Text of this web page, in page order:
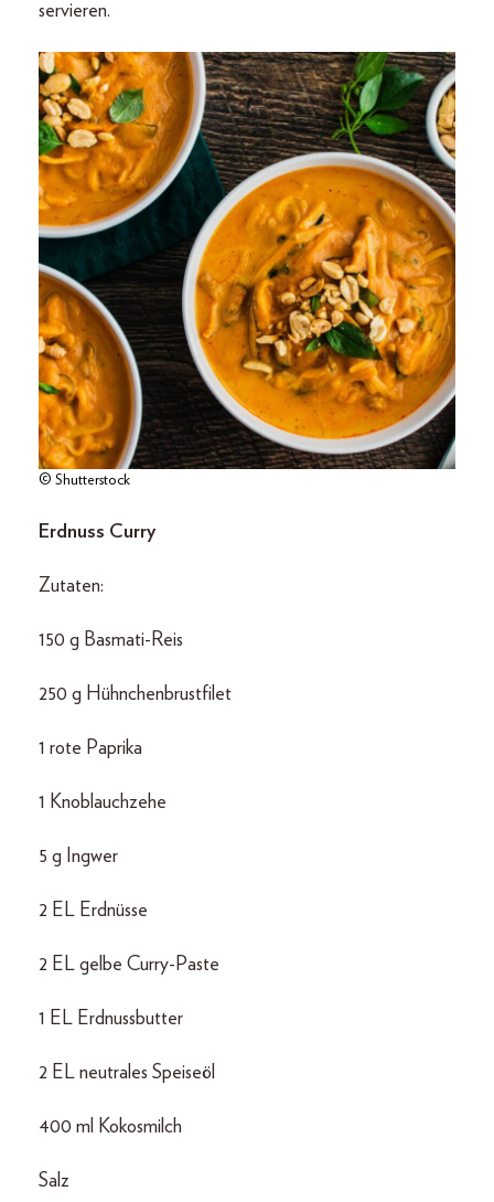
servieren.
© Shutterstock
Erdnuss Curry
Zutaten:
150 g Basmati-Reis
250 g Hühnchenbrustfilet
1 rote Paprika
1 Knoblauchzehe
5 g Ingwer
2 EL Erdnüsse
2 EL gelbe Curry-Paste
1 EL Erdnussbutter
2 EL neutrales Speiseöl
400 ml Kokosmilch
Salz